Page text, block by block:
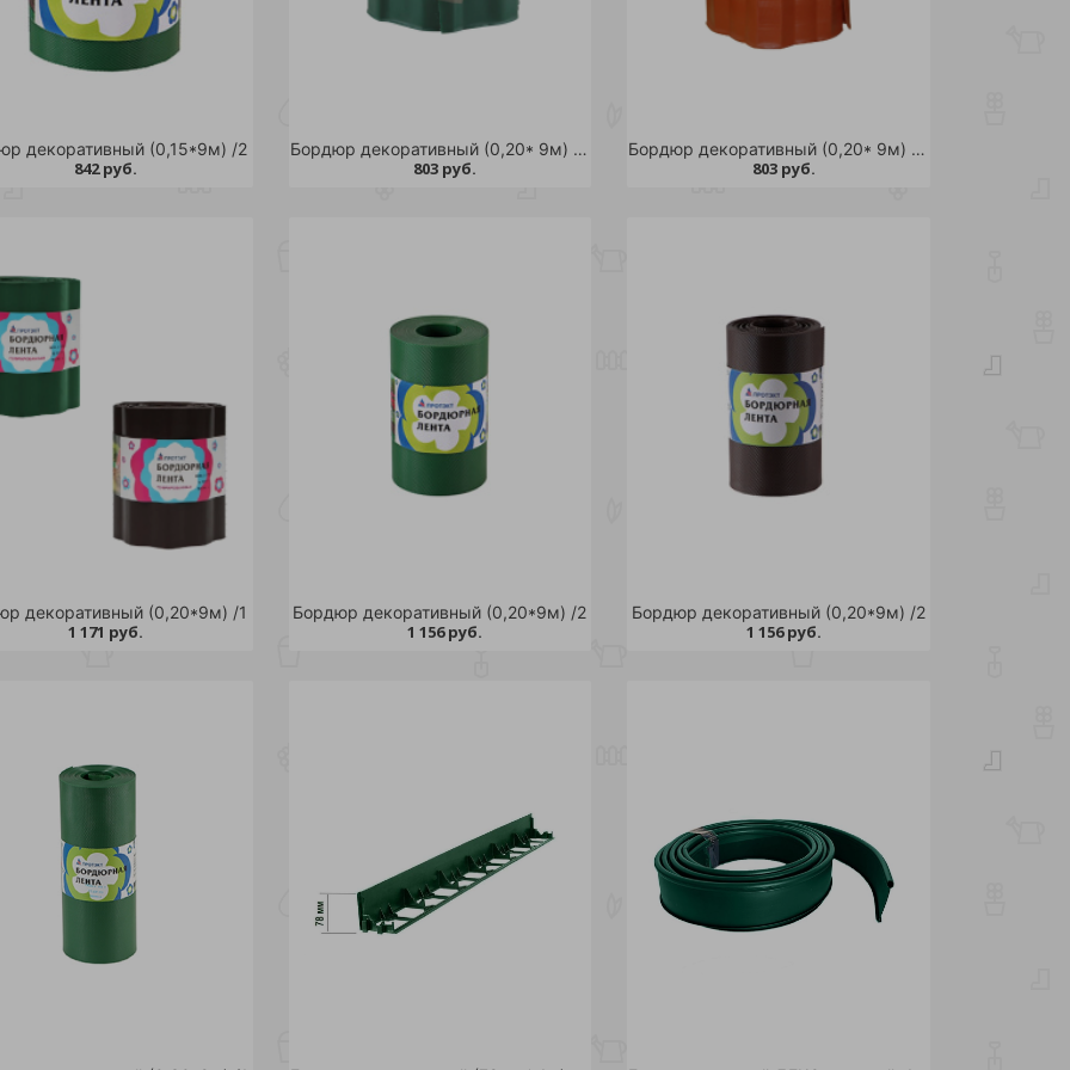
декоративный (0,15*9м) /2
842 руб.
Бордюр декоративный (0,20* 9м) зеленый ГОФРА /6
803 руб.
Бордюр декоративный (0,20* 9м) коричневый ГОФРА /6
803 руб.
декоративный (0,20*9м) /1
1 171 руб.
Бордюр декоративный (0,20*9м) /2
1 156 руб.
Бордюр декоративный (0,20*9м) /2
1 156 руб.